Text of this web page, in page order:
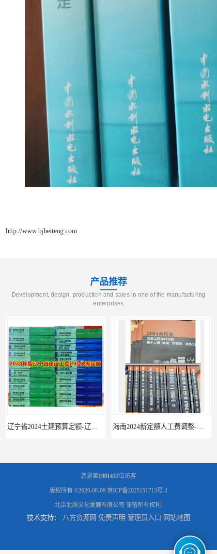
http://www.bjbeiteng.com
产品推荐
Development, design, production and sales in one of the manufacturing
enterprises
您是第1901433位访客
版权所有 ©2026-08-09 京ICP备2025151713号-1
北京北腾文化发展有限公司 保留所有权利.
技术支持： 八方资源网 免责声明 管理员入口 网站地图